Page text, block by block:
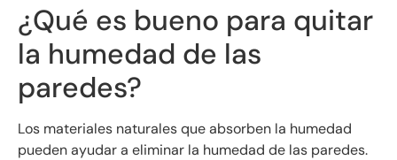
¿Qué es bueno para quitar
la humedad de las
paredes?
Los materiales naturales que absorben la humedad
pueden ayudar a eliminar la humedad de las paredes.